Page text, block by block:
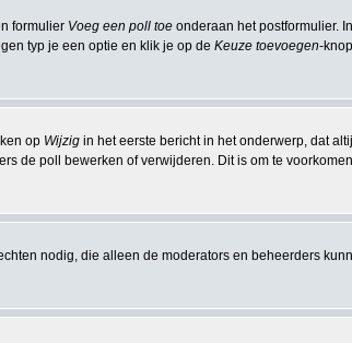
formulier Voeg een poll toe onderaan het postformulier.
typ je een optie en klik je op de Keuze toevoegen-
op Wijzig in het eerste bericht in het onderwerp, dat
de poll bewerken of verwijderen. Dit is om te
nodig, die alleen de moderators en beheerders